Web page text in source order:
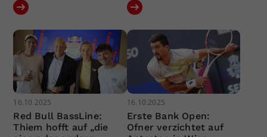
16.10.2025
Red Bull BassLine:
Thiem hofft auf „die
16.10.2025
Erste Bank Open:
Ofner verzichtet auf